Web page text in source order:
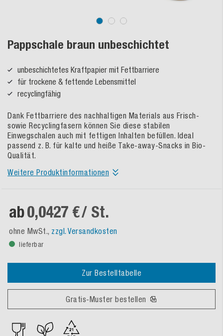
Pappschale braun unbeschichtet
unbeschichtetes Kraftpapier mit Fettbarriere
für trockene & fettende Lebensmittel
recyclingfähig
Dank Fettbarriere des nachhaltigen Materials aus Frisch-
sowie Recyclingfasern können Sie diese stabilen
Einwegschalen auch mit fettigen Inhalten befüllen. Ideal
passend z. B. für kalte und heiße Take-away-Snacks in Bio-
Qualität.
Weitere Produktinformationen
ab0,0427 €/ St.
ohne MwSt., zzgl. Versandkosten
lieferbar
Zur Bestelltabelle
Gratis-Muster bestellen